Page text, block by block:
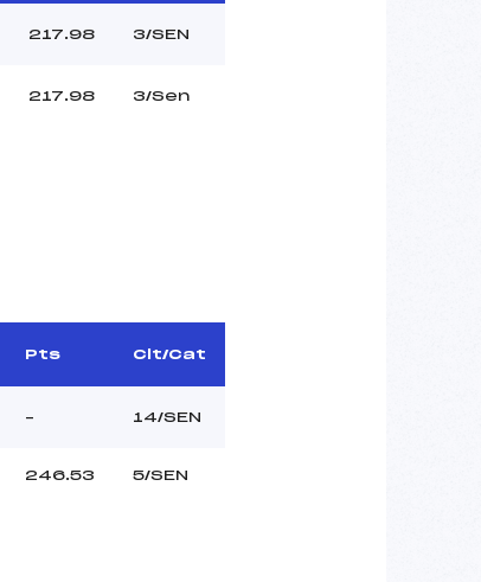
217.98 3/SEN
217.98 3/Sen
Pts Clt/Cat
– 14/SEN
246.53 5/SEN